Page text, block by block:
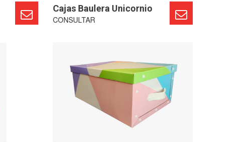
Cajas Baulera Unicornio
CONSULTAR